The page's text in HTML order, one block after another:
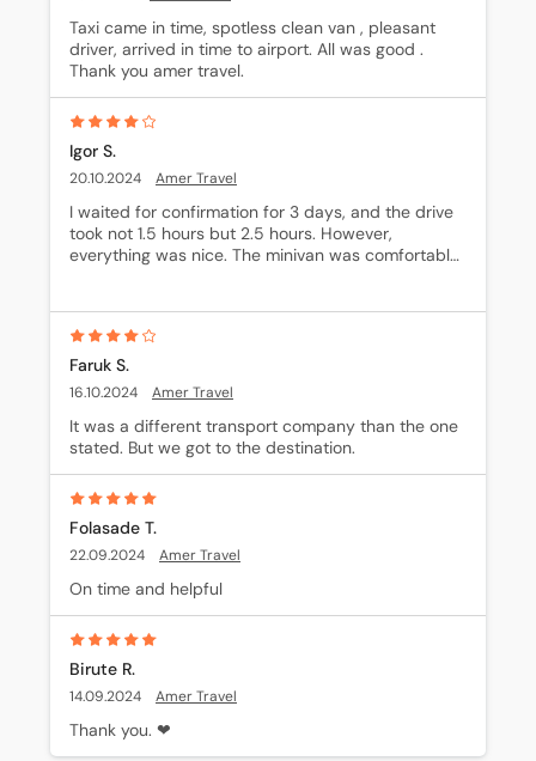
Taxi came in time, spotless clean van , pleasant
driver, arrived in time to airport. All was good .
Thank you amer travel.
Igor S.
20.10.2024 Amer Travel
I waited for confirmation for 3 days, and the drive
took not 1.5 hours but 2.5 hours. However,
everything was nice. The minivan was comfortable
Faruk S.
16.10.2024 Amer Travel
It was a different transport company than the one
stated. But we got to the destination.
Folasade T.
22.09.2024 Amer Travel
On time and helpful
Birute R.
14.09.2024 Amer Travel
Thank you. ❤